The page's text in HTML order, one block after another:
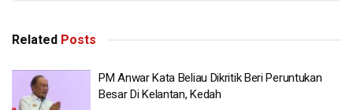
“Doa insya-Allah lebih terkawal tetapi ada gambaran hujan
BHonline-
Related Posts
PM Anwar Kata Beliau Dikritik Beri Peruntukan
Besar Di Kelantan, Kedah